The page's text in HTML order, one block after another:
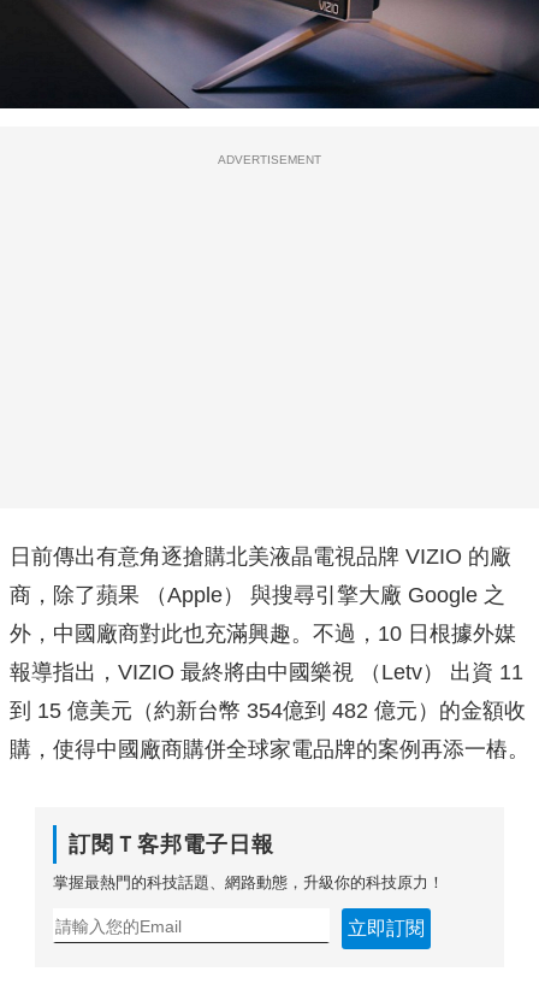
ADVERTISEMENT
日前傳出有意角逐搶購北美液晶電視品牌 VIZIO 的廠
商，除了蘋果 （Apple） 與搜尋引擎大廠 Google 之
外，中國廠商對此也充滿興趣。不過，10 日根據外媒
報導指出，VIZIO 最終將由中國樂視 （Letv） 出資 11
到 15 億美元（約新台幣 354億到 482 億元）的金額收
購，使得中國廠商購併全球家電品牌的案例再添一樁。
訂閱Ｔ客邦電子日報
掌握最熱門的科技話題、網路動態，升級你的科技原力！
立即訂閱